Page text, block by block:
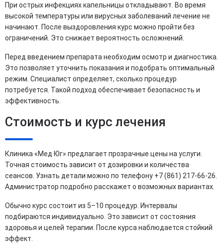
При острых инфекциях капельницы откладывают. Во время
высокой температуры или вирусных заболеваний лечение не
начинают. После выздоровления курс можно пройти без
ограничений. Это снижает вероятность осложнений.
Перед введением препарата необходим осмотр и диагностика.
Это позволяет уточнить показания и подобрать оптимальный
режим. Специалист определяет, сколько процедур
потребуется. Такой подход обеспечивает безопасность и
эффективность.
Стоимость и курс лечения
Клиника «Мед Юг» предлагает прозрачные цены на услуги.
Точная стоимость зависит от дозировки и количества
сеансов. Узнать детали можно по телефону +7 (861) 217-66-26.
Администратор подробно расскажет о возможных вариантах.
Обычно курс состоит из 5–10 процедур. Интервалы
подбираются индивидуально. Это зависит от состояния
здоровья и целей терапии. После курса наблюдается стойкий
эффект.